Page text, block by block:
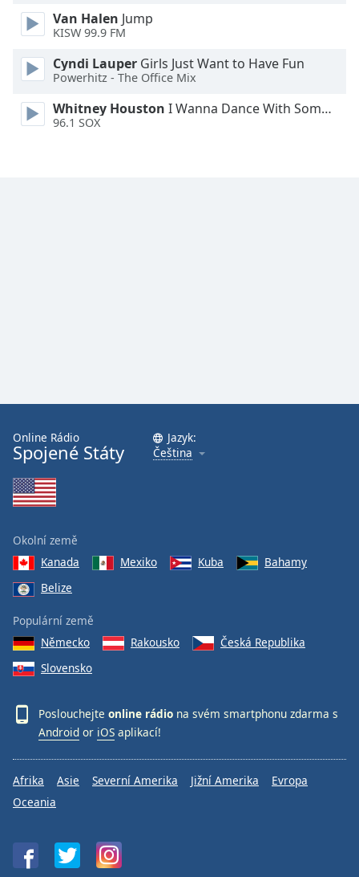
window.
Van Halen Jump
KISW 99.9 FM
Cyndi Lauper Girls Just Want to Have Fun
Powerhitz - The Office Mix
Whitney Houston I Wanna Dance With Somebody
96.1 SOX
Online Rádio
Spojené Státy
Jazyk:
Čeština
Okolní země
Kanada
Mexiko Kuba
Bahamy
Belize
Populární země
Německo
Rakousko
Česká Republika
Slovensko
Poslouchejte online rádio na svém smartphonu zdarma s
Android or iOS aplikací!
Afrika Asie Severní Amerika Jižní Amerika
Evropa
Oceania